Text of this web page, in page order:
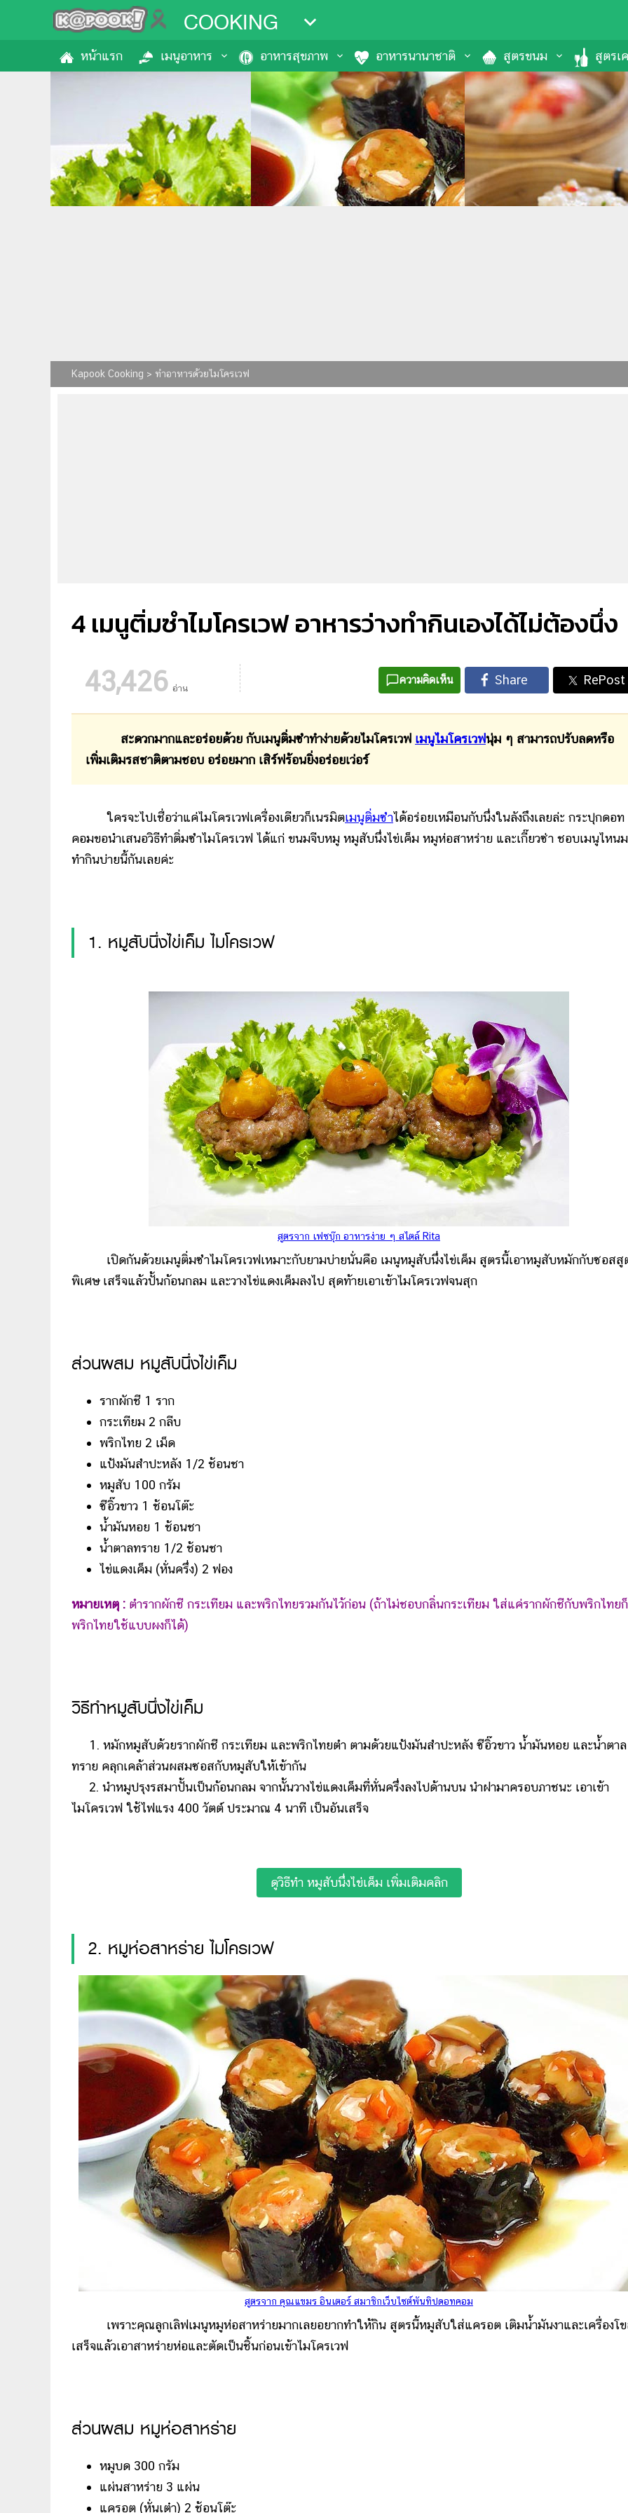
COOKING
หน้าแรก เมนูอาหาร อาหารสุขภาพ อาหารนานาชาติ สูตรขนม สูตรเ
Kapook Cooking > ทําอาหารด้วยไมโครเวฟ
4 เมนูติ่มซำไมโครเวฟ อาหารว่างทำกินเองได้ไม่ต้องนึ่ง
43,426 อ่าน
ความคิดเห็น
สะดวกมากและอร่อยด้วย กับเมนูติ่มซำทำง่ายด้วยไมโครเวฟ เมนูไมโครเวฟนุ่ม ๆ สามารถปรับลดหรือ
เพิ่มเติมรสชาติตามชอบ อร่อยมาก เสิร์ฟร้อนยิ่งอร่อยเว่อร์
ใครจะไปเชื่อว่าแค่ไมโครเวฟเครื่องเดียวก็เนรมิตเมนูติ่มซำได้อร่อยเหมือนกับนึ่งในลังถึงเลยล่ะ กระปุกดอท
คอมขอนำเสนอวิธีทำติ่มซำไมโครเวฟ ได้แก่ ขนมจีบหมู หมูสับนึ่งไข่เค็ม หมูห่อสาหร่าย และเกี๊ยวซ่า ชอบเมนูไหน
ทำกินบ่ายนี้กันเลยค่ะ
1. หมูสับนึ่งไข่เค็ม ไมโครเวฟ
สูตรจาก เฟซบุ๊ก อาหารง่าย ๆ สไตล์ Rita
เปิดกันด้วยเมนูติ่มซำไมโครเวฟเหมาะกับยามบ่ายนั่นคือ เมนูหมูสับนึ่งไข่เค็ม สูตรนี้เอาหมูสับหมักกับซอสสู
พิเศษ เสร็จแล้วปั้นก้อนกลม และวางไข่แดงเค็มลงไป สุดท้ายเอาเข้าไมโครเวฟจนสุก
ส่วนผสม หมูสับนึ่งไข่เค็ม
รากผักชี 1 ราก
กระเทียม 2 กลีบ
พริกไทย 2 เม็ด
แป้งมันสำปะหลัง 1/2 ช้อนชา
หมูสับ 100 กรัม
ซีอิ๊วขาว 1 ช้อนโต๊ะ
น้ำมันหอย 1 ช้อนชา
น้ำตาลทราย 1/2 ช้อนชา
ไข่แดงเค็ม (หั่นครึ่ง) 2 ฟอง
หมายเหตุ : ตำรากผักชี กระเทียม และพริกไทยรวมกันไว้ก่อน (ถ้าไม่ชอบกลิ่นกระเทียม ใส่แค่รากผักชีกับพริกไทย
พริกไทยใช้แบบผงก็ได้)
วิธีทำหมูสับนึ่งไข่เค็ม
1. หมักหมูสับด้วยรากผักชี กระเทียม และพริกไทยตำ ตามด้วยแป้งมันสำปะหลัง ซีอิ๊วขาว น้ำมันหอย และน้ำตาล
ทราย คลุกเคล้าส่วนผสมซอสกับหมูสับให้เข้ากัน
2. นำหมูปรุงรสมาปั้นเป็นก้อนกลม จากนั้นวางไข่แดงเค็มที่หั่นครึ่งลงไปด้านบน นำฝามาครอบภาชนะ เอาเข้า
ไมโครเวฟ ใช้ไฟแรง 400 วัตต์ ประมาณ 4 นาที เป็นอันเสร็จ
ดูวิธีทำ หมูสับนึ่งไข่เค็ม เพิ่มเติมคลิก
2. หมูห่อสาหร่าย ไมโครเวฟ
สูตรจาก คุณแขมร อินเตอร์ สมาชิกเว็บไซต์พันทิปดอทคอม
เพราะคุณลูกเลิฟเมนูหมูห่อสาหร่ายมากเลยอยากทำให้กิน สูตรนี้หมูสับใส่แครอต เติมน้ำมันงาและเครื่องโ
เสร็จแล้วเอาสาหร่ายห่อและตัดเป็นชิ้นก่อนเข้าไมโครเวฟ
ส่วนผสม หมูห่อสาหร่าย
หมูบด 300 กรัม
แผ่นสาหร่าย 3 แผ่น
แครอต (หั่นเต๋า) 2 ช้อนโต๊ะ